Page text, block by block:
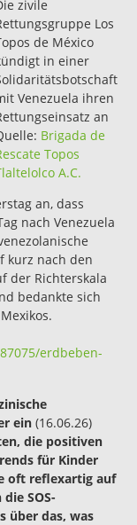
zivile
Los
de México
in einer
Venezuela ihren
an
Brigada de
Topos
A.C.
an, dass
nach Venezuela
kurz nach den
der Richterskala
bedankte sich
erdbeben-
ein (16.06.26)
die positiven
für Kinder
oft reflexartig auf
SOS-
über das, was